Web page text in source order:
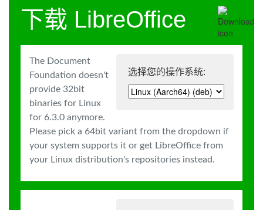
下载 LibreOffice
选择您的操作系统:
The Document
Foundation doesn't
provide 32bit
binaries for Linux
for 6.3.0 anymore.
Please pick a 64bit variant from the dropdown if
your system supports it or get LibreOffice from
your Linux distribution's repositories instead.